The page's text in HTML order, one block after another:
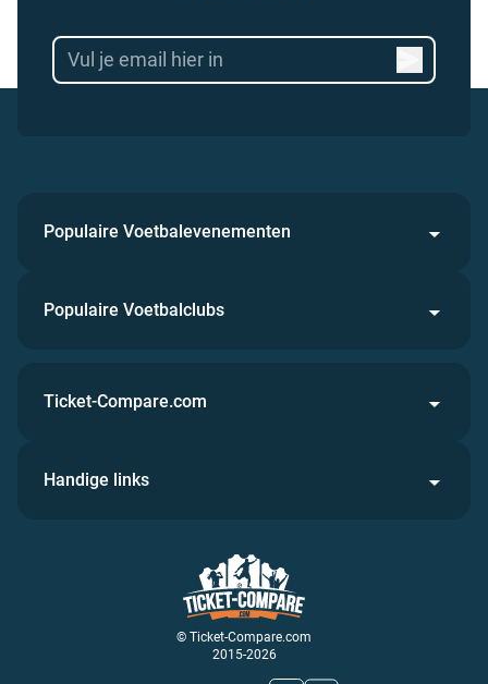
Populaire Voetbalevenementen
Populaire Voetbalclubs
© Ticket-Compare.com
2015-2026
Ticket-Compare.com
Handige links